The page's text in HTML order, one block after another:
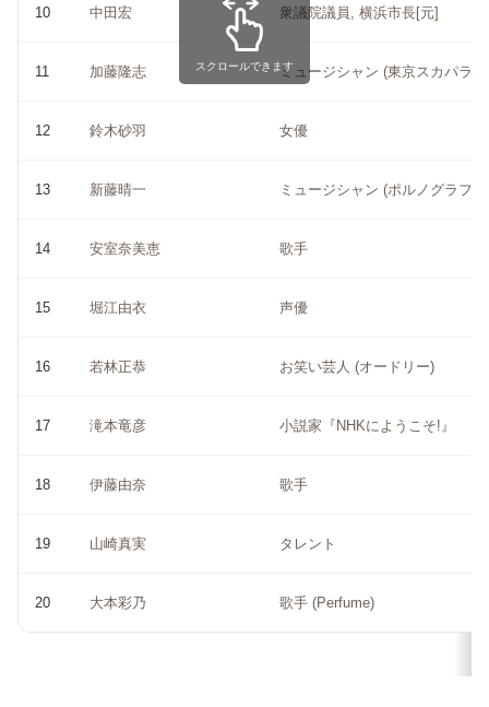
10 中田宏 衆議院議員, 横浜市長[元]
11 加藤隆志 ミュージシャン (東京スカパラ
12 鈴木砂羽 女優
13 新藤晴一 ミュージシャン (ポルノグラフ
14 安室奈美恵 歌手
15 堀江由衣 声優
16 若林正恭 お笑い芸人 (オードリー)
17 滝本竜彦 小説家『NHKにようこそ!』
18 伊藤由奈 歌手
19 山崎真実 タレント
20 大本彩乃 歌手 (Perfume)
スクロールできます